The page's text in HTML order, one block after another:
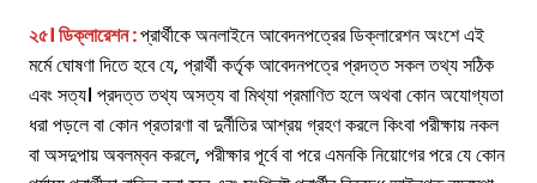
২৫। ডিক্লারেশন :প্রার্থীকে অনলাইনে আবেদনপত্রের ডিক্লারেশন অংশে এই
মর্মে ঘোষণা দিতে হবে যে, প্রার্থী কর্তৃক আবেদনপত্রে প্রদত্ত সকল তথ্য সঠিক
এবং সত্য। প্রদত্ত তথ্য অসত্য বা মিথ্যা প্রমাণিত হলে অথবা কোন অযোগ্যতা
ধরা পড়লে বা কোন প্রতারণা বা দুর্নীতির আশ্রয় গ্রহণ করলে কিংবা পরীক্ষায় নকল
বা অসদুপায় অবলম্বন করলে, পরীক্ষার পূর্বে বা পরে এমনকি নিয়োগের পরে যে কোন